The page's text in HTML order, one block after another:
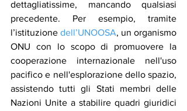
dettagliatissime, mancando qualsiasi
precedente. Per esempio, tramite
l’istituzione dell’UNOOSA, un organismo
ONU con lo scopo di promuovere la
cooperazione internazionale nell'uso
pacifico e nell'esplorazione dello spazio,
assistendo tutti gli Stati membri delle
Nazioni Unite a stabilire quadri giuridici